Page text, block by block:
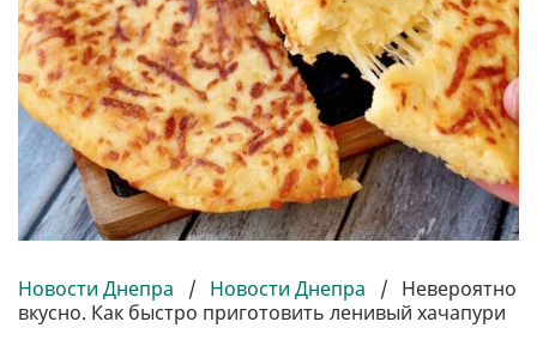
Новости Днепра / Новости Днепра / Невероятно
вкусно. Как быстро приготовить ленивый хачапури